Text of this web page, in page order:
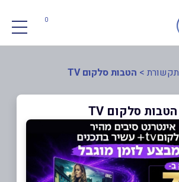
0
תקשורת > הטבות סלקום TV
הטבות סלקום TV